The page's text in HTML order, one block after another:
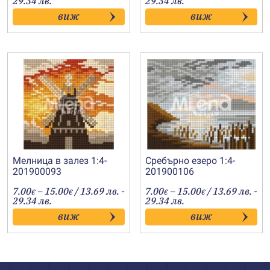
7.00€
through
15.00€
виж
7.00€
through
15.00€
виж
Мелница в залез 1:4-
201900093
7.00€ –15.00€Price
range:
7.00€
through
15.00€
/ 13.69 лв. -
29.34 лв.
виж
Сребърно езеро 1:4-
201900106
7.00€ –15.00€Price
range:
7.00€
through
15.00€
/ 13.69 лв. -
29.34 лв.
виж